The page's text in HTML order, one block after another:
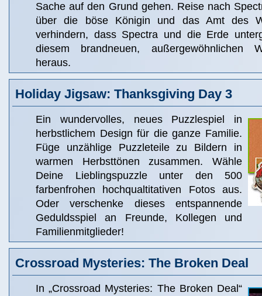
Sache auf den Grund gehen. Reise nach
über die böse Königin und das Amt des
verhindern, dass Spectra und die Erde
diesem brandneuen, außergewöhnlichen
heraus.
Holiday Jigsaw: Thanksgiving Day 3
Ein wundervolles, neues Puzzlespiel in
herbstlichem Design für die ganze Familie.
Füge unzählige Puzzleteile zu Bildern in
warmen Herbsttönen zusammen. Wähle
Deine Lieblingspuzzle unter den 500
farbenfrohen hochqualtitativen Fotos aus.
Oder verschenke dieses entspannende
Geduldsspiel an Freunde, Kollegen und
Familienmitglieder!
Crossroad Mysteries: The Broken Deal
In „Crossroad Mysteries: The Broken Deal“